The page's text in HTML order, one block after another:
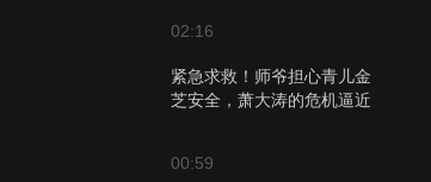
02:16
紧急求救！师爷担心青儿金
芝安全，萧大涛的危机逼近
00:59